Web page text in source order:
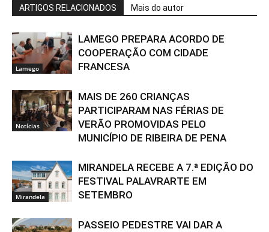
ARTIGOS RELACIONADOS Mais do autor
Lamego
LAMEGO PREPARA ACORDO DE
COOPERAÇÃO COM CIDADE
FRANCESA
Notícias
MAIS DE 260 CRIANÇAS
PARTICIPARAM NAS FÉRIAS DE
VERÃO PROMOVIDAS PELO
MUNICÍPIO DE RIBEIRA DE PENA
Mirandela
MIRANDELA RECEBE A 7.ª EDIÇÃO DO
FESTIVAL PALAVRARTE EM
SETEMBRO
PASSEIO PEDESTRE VAI DAR A